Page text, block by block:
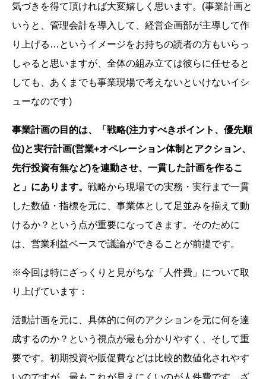
気づきを得て頂ければ大変嬉しく思います。(事業計画と
いうと、管理会計を導入して、経営企画部が主導して作
り上げる…というイメージをお持ちの読者の方もいらっ
しゃると思いますが、全体の組み立ては彼らに任せると
しても、あくまでも事業現場で考えないといけないイシ
ューなのです)
事業計画の目的は、「戦略(注力すべきポイント、優先順
位)と実行計画(営業+オペレーション体制とアクション、
先行投資有無など)を連動させ、一貫した計画を作るこ
と」にあります。 戦略から現場での実務・実行まで一貫
した数値・指標を元に、事業体として足並みを揃えて動
けるか？という点が重要になってきます。そのために
は、営業利益ベースで議論ができることが前提です。
※今回は特にざっくりと見がちな「人件費」について取
り上げています：
活動計画を元に、具体的に何のアクションを元に何を達
成するのか？という視点が最も分かりやすく、そして重
要です。初期投資や販促費などは比較的数値化されやす
いのですが、最もこれが見えにくいのが人件費です。ざ